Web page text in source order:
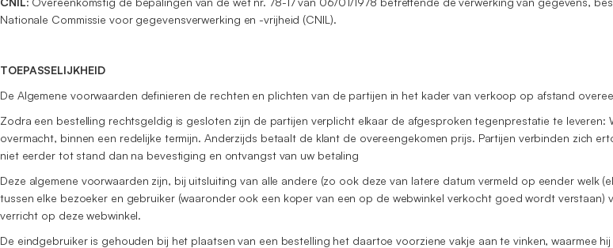
Nationale Commissie voor gegevensverwerking en -vrijheid (CNIL).
TOEPASSELIJKHEID
De Algemene voorwaarden definieren de rechten en plichten van de partijen in het kader van verkoop op afstand
Zodra een bestelling rechtsgeldig is gesloten zijn de partijen verplicht elkaar de afgesproken tegenprestatie te
overmacht, binnen een redelijke termijn. Anderzijds betaalt de klant de overeengekomen prijs. Partijen verbinden zich
niet eerder tot stand dan na bevestiging en ontvangst van uw betaling
Deze algemene voorwaarden zijn, bij uitsluiting van alle andere (zo ook deze van latere datum vermeld op eender
tussen elke bezoeker en gebruiker (waaronder ook een koper van een op de webwinkel verkocht goed wordt
verricht op deze webwinkel.
De eindgebruiker is gehouden bij het plaatsen van een bestelling het daartoe voorziene vakje aan te vinken, waarmee